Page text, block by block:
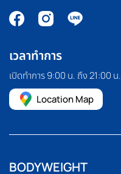
เวลาทำการ
เปิดทำการ 9:00 น. ถึง 21:00 น.
Location Map
BODYWEIGHT